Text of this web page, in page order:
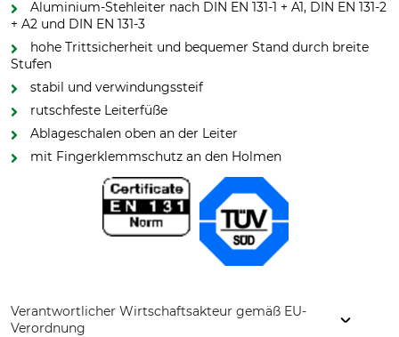
Aluminium-Stehleiter nach DIN EN 131-1 + A1, DIN EN 131-2
+ A2 und DIN EN 131-3
hohe Trittsicherheit und bequemer Stand durch breite
Stufen
stabil und verwindungssteif
rutschfeste Leiterfüße
Ablageschalen oben an der Leiter
mit Fingerklemmschutz an den Holmen
Verantwortlicher Wirtschaftsakteur gemäß EU-
Verordnung